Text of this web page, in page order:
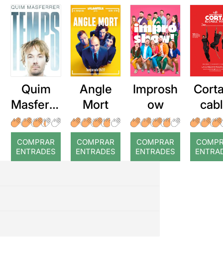
Quim
Masferre
r: Temps
COMPRAR
ENTRADES
Angle
Mort
COMPRAR
ENTRADES
Improsh
ow
COMPRAR
ENTRADES